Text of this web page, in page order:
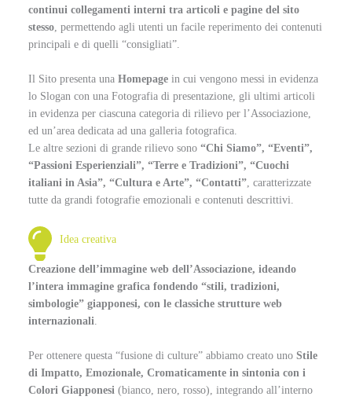
continui collegamenti interni tra articoli e pagine del sito
stesso, permettendo agli utenti un facile reperimento dei contenuti
principali e di quelli “consigliati”.
Il Sito presenta una Homepage in cui vengono messi in evidenza
lo Slogan con una Fotografia di presentazione, gli ultimi articoli
in evidenza per ciascuna categoria di rilievo per l’Associazione,
ed un’area dedicata ad una galleria fotografica.
Le altre sezioni di grande rilievo sono “Chi Siamo”, “Eventi”,
“Passioni Esperienziali”, “Terre e Tradizioni”, “Cuochi
italiani in Asia”, “Cultura e Arte”, “Contatti”, caratterizzate
tutte da grandi fotografie emozionali e contenuti descrittivi.
Idea creativa
Creazione dell’immagine web dell’Associazione, ideando
l’intera immagine grafica fondendo “stili, tradizioni,
simbologie” giapponesi, con le classiche strutture web
internazionali
Per ottenere questa “fusione di culture” abbiamo creato uno Stile
di Impatto, Emozionale, Cromaticamente in sintonia con i
Colori Giapponesi (bianco, nero, rosso), integrando all’interno